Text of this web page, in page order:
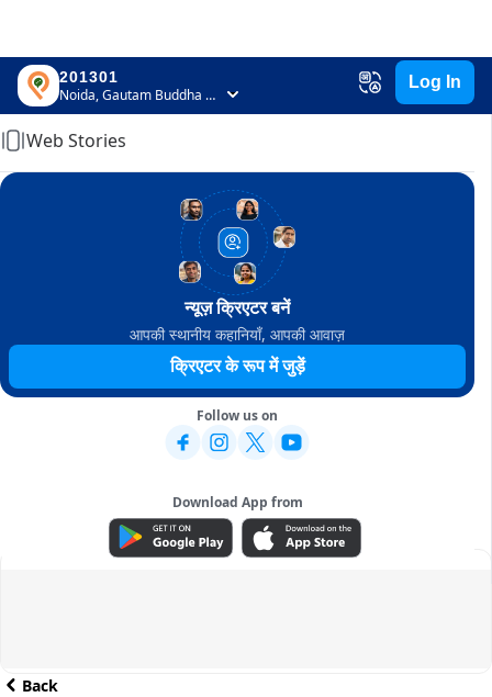
201301
Noida, Gautam Buddha Nagar, Uttar Pradesh
Log In
Home
Web Stories
न्यूज़ क्रिएटर बनें
आपकी स्थानीय कहानियाँ, आपकी आवाज़
क्रिएटर के रूप में जुड़ें
Follow us on
Download App from
ADVERTISEMENT
Back